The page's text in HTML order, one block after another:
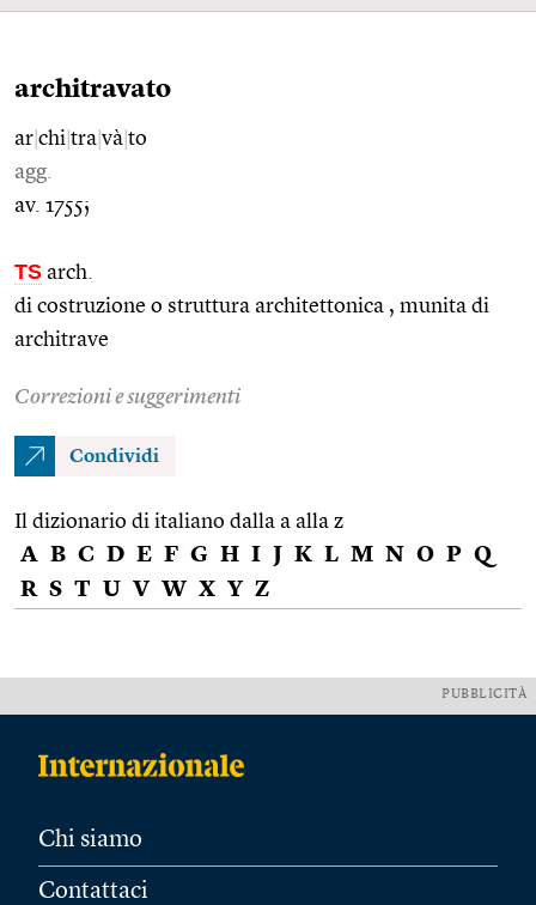
architravato
ar chi tra và to
agg.
av. 1755;
TS arch.
di costruzione o struttura architettonica , munita di
architrave
Correzioni e suggerimenti
Condividi
Il dizionario di italiano dalla a alla z
A B C D E F G H I J K L M N O P Q
R S T U V W X Y Z
PUBBLICITÀ
Chi siamo
Contattaci